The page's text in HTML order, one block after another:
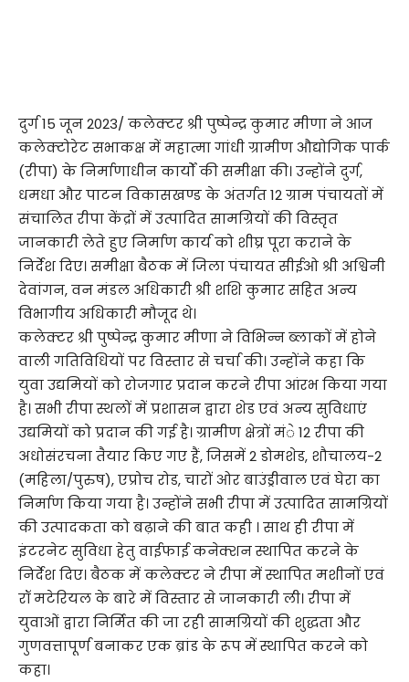
दुर्ग 15 जून 2023/ कलेक्टर श्री पुष्पेन्द्र कुमार मीणा ने आज
कलेक्टोरेट सभाकक्ष में महात्मा गांधी ग्रामीण औद्योगिक पार्क
(रीपा) के निर्माणाधीन कार्यों की समीक्षा की। उन्होंने दुर्ग,
धमधा और पाटन विकासखण्ड के अंतर्गत 12 ग्राम पंचायतों में
संचालित रीपा केंद्रों में उत्पादित सामग्रियों की विस्तृत
जानकारी लेते हुए निर्माण कार्य को शीघ्र पूरा कराने के
निर्देश दिए। समीक्षा बैठक में जिला पंचायत सीईओ श्री अश्विनी
देवांगन, वन मंडल अधिकारी श्री शशि कुमार सहित अन्य
विभागीय अधिकारी मौजूद थे।
कलेक्टर श्री पुष्पेन्द्र कुमार मीणा ने विभिन्न ब्लाकों में होने
वाली गतिविधियों पर विस्तार से चर्चा की। उन्होंने कहा कि
युवा उद्यमियों को रोजगार प्रदान करने रीपा आंरभ किया गया
है। सभी रीपा स्थलों में प्रशासन द्वारा शेड एवं अन्य सुविधाएं
उद्यमियों को प्रदान की गई है। ग्रामीण क्षेत्रों मंे 12 रीपा की
अधोसंरचना तैयार किए गए हैं, जिसमें 2 डोमशेड, शौचालय-2
(महिला/पुरुष), एप्रोच रोड, चारों ओर बाउंड्रीवाल एवं घेरा का
निर्माण किया गया है। उन्होंने सभी रीपा में उत्पादित सामग्रियों
की उत्पादकता को बढ़ाने की बात कही । साथ ही रीपा में
इंटरनेट सुविधा हेतु वाईफाई कनेक्शन स्थापित करने के
निर्देश दिए। बैठक में कलेक्टर ने रीपा में स्थापित मशीनों एवं
रॉ मटेरियल के बारे में विस्तार से जानकारी ली। रीपा में
युवाओं द्वारा निर्मित की जा रही सामग्रियों की शुद्धता और
गुणवत्तापूर्ण बनाकर एक ब्रांड के रूप में स्थापित करने को
कहा।